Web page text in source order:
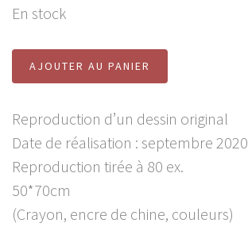
En stock
AJOUTER AU PANIER
Reproduction d’un dessin original
Date de réalisation : septembre 2020
Reproduction tirée à 80 ex.
50*70cm
(Crayon, encre de chine, couleurs)